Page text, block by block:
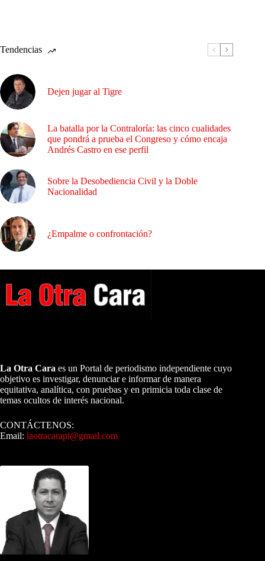
Tendencias
Dejen jugar al Tigre
La batalla por la Contraloría: las cinco cualidades
que pondrá a prueba el Congreso y cómo encaja
Andrés Castro en ese perfil
Sobre la Desobediencia Civil y la Doble
Nacionalidad
¿Empalme o confrontación?
La Otra Cara es un Portal de periodismo independiente cuyo
objetivo es investigar, denunciar e informar de manera
equitativa, analítica, con pruebas y en primicia toda clase de
temas ocultos de interés nacional.
CONTÁCTENOS:
Email: laotracarapi@gmail.com